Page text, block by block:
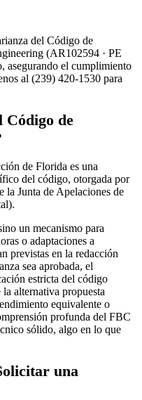
del Código de
(AR102594 · PE
asegurando el cumplimiento
al (239) 420-1530 para
Código de
de Florida es una
del código, otorgada por
la Junta de Apelaciones de
un mecanismo para
o adaptaciones a
previstas en la redacción
sea aprobada, el
estricta del código
alternativa propuesta
equivalente o
profunda del FBC
sólido, algo en lo que
una